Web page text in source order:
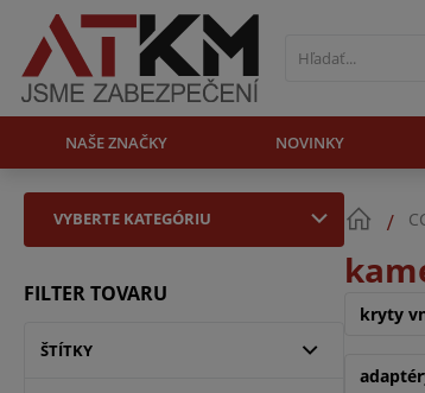
NAŠE ZNAČKY NOVINKY
VYBERTE KATEGÓRIU
FILTER TOVARU
ŠTÍTKY
kryty